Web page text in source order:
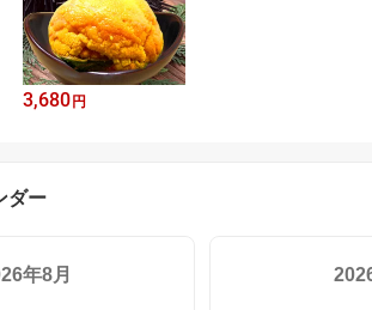
3,680 円
ダー
年8月